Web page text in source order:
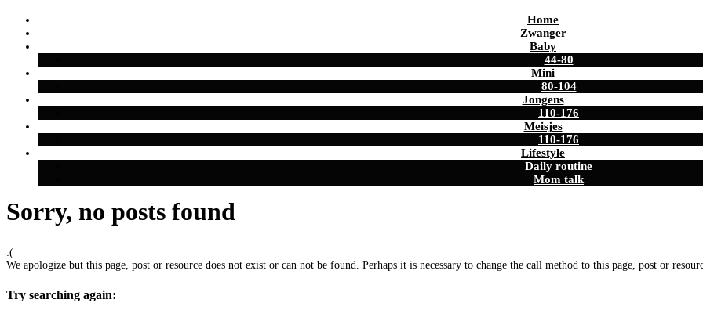
Home
Zwanger
Baby
44-80
Mini
80-104
Jongens
110-176
Meisjes
110-176
Lifestyle
Daily routine
Mom talk
Sorry, no posts found
:(
We apologize but this page, post or resource does not exist or can not be found. Perhaps it is necessary to change the call method to this page, post or
Try searching again: